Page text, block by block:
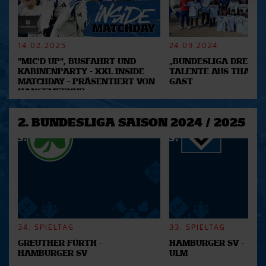
verarbeitet werden, und legen Sie Ihre Präferenzen im
Abschnitt Einzelheiten fest.
Wir verwenden Cookies, um Inhalte und Anzeigen zu
personalisieren, Funktionen für soziale Medien anbieten
zu können und die Zugriffe auf unsere Website zu
analysieren. Außerdem geben wir Informationen zu Ihrer
soziale Medien, Werbung und Analysen weiter. Unsere
Partner führen diese Informationen möglicherweise mit
weiteren Daten zusammen, die Sie ihnen bereitgestellt
14.02.2025
"MIC'D UP", BUSFAHRT UND
KABINENPARTY - XXL INSIDE
MATCHDAY - PRÄSENTIERT VON
HANSEMERKUR
24.09.2024
„BUNDESLIGA DREAM
TALENTE AUS
GAST
2. BUNDESLIGA SAISON 2024 / 2025
34. SPIELTAG
GREUTHER FÜRTH -
HAMBURGER SV
33. SPIELTAG
HAMBURGER SV -
ULM